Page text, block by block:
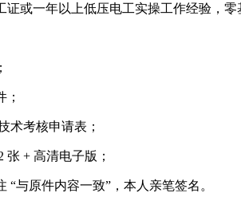
或一年以上低压电工实操工作经验，零
术考核申请表；
+ 高清电子版；
“与原件内容一致”，本人亲笔签名。